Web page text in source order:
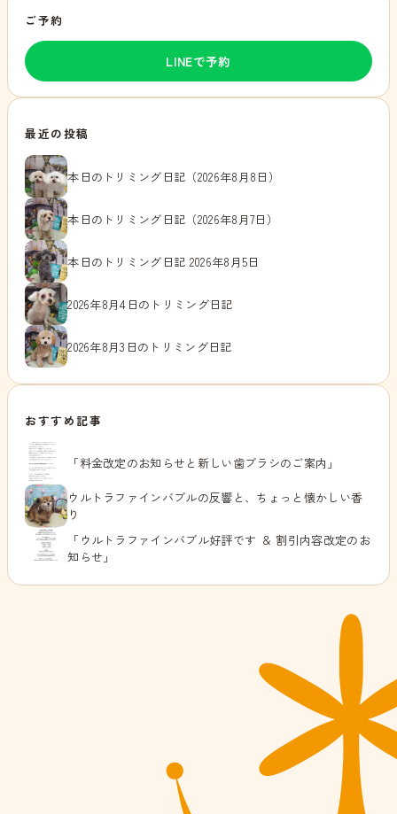
ご予約
LINEで予約
最近の投稿
本日のトリミング日記（2026年8月8日）
本日のトリミング日記（2026年8月7日）
本日のトリミング日記 2026年8月5日
2026年8月4日のトリミング日記
2026年8月3日のトリミング日記
おすすめ記事
「料金改定のお知らせと新しい歯ブラシのご案内」
ウルトラファインバブルの反響と、ちょっと懐かしい香
り
「ウルトラファインバブル好評です ＆ 割引内容改定のお
知らせ」